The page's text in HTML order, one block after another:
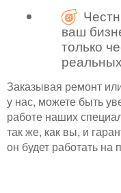
ваш
только
Заказывая ремонт
у нас, можете быть
работе наших
так же, как вы, и
он будет работать на